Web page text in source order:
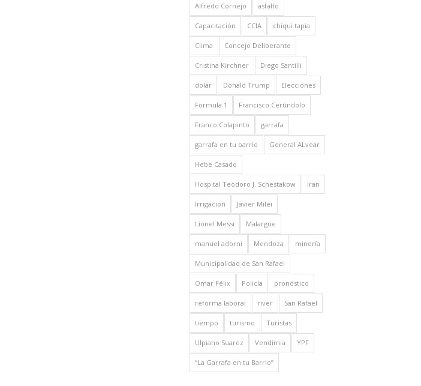
Alfredo Cornejo asfalto
Capacitación CCIA chiqui tapia
Clima Concejo Deliberante
Cristina Kirchner Diego Santilli
dolar Donald Trump Elecciones
Formula 1 Francisco Cerúndolo
Franco Colapinto garrafa
garrafa en tu barrio General ALvear
Hebe Casado
Hospital Teodoro J. Schestakow Iran
Irrigación Javier Milei
Lionel Messi Malargüe
manuel adorni Mendoza minería
Municipalidad de San Rafael
Omar Félix Policía pronóstico
reforma laboral river San Rafael
tiempo turismo Turistas
Ulpiano Suarez Vendimia YPF
“La Garrafa en tu Barrio”